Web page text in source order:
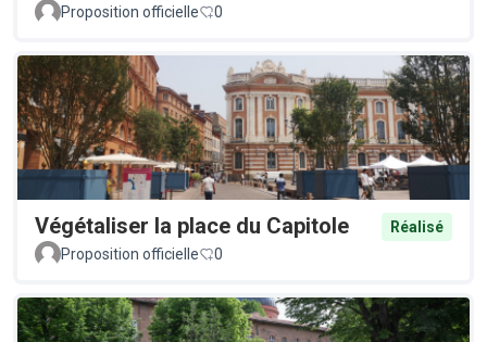
Proposition officielle 0
Végétaliser la place du Capitole
Réalisé
Proposition officielle
0